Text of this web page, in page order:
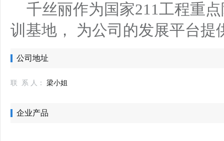
千丝丽作为国家211工程重
训基地， 为公司的发展平台提
公司地址
联 系 人： 梁小姐
企业产品